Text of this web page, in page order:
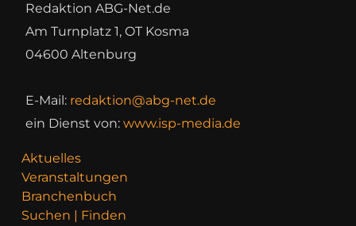
Redaktion ABG-Net.de
Am Turnplatz 1, OT Kosma
04600 Altenburg
E-Mail: redaktion@abg-net.de
ein Dienst von: www.isp-media.de
Aktuelles
Veranstaltungen
Branchenbuch
Suchen | Finden